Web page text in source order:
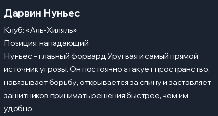
Дарвин Нуньес
Клуб: «Аль-Хиляль»
Позиция: нападающий
Нуньес – главный форвард Уругвая и самый прямой
источник угрозы. Он постоянно атакует пространство,
навязывает борьбу, открывается за спину и заставляет
защитников принимать решения быстрее, чем им
удобно.